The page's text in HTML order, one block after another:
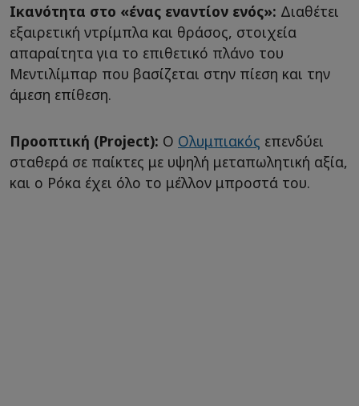
Ικανότητα στο «ένας εναντίον ενός»: Διαθέτει
εξαιρετική ντρίμπλα και θράσος, στοιχεία
απαραίτητα για το επιθετικό πλάνο του
Μεντιλίμπαρ που βασίζεται στην πίεση και την
άμεση επίθεση.
Προοπτική (Project): Ο Ολυμπιακός επενδύει
σταθερά σε παίκτες με υψηλή μεταπωλητική αξία,
και ο Ρόκα έχει όλο το μέλλον μπροστά του.